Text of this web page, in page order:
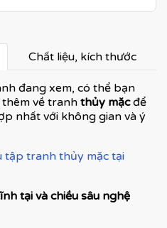
Chất liệu, kích thước
đang xem, có thể bạn
về tranh thủy mặcđể
nhất với không gian và ý
tập tranh thủy mặc tại
tại và chiều sâu nghệ